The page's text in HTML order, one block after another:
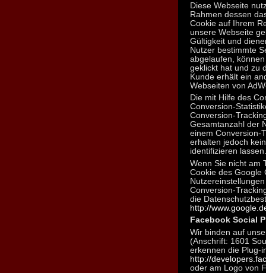
Diese Webseite
Rahmen dessen
Cookie auf Ihrem
unsere Webseite
Gültigkeit und
Nutzer bestimmte
abgelaufen,
geklickt hat und zu
Kunde erhält ein
Webseiten von
Die mit Hilfe des
Conversion-
Conversion-
Gesamtanzahl der
einem Conversion-
erhalten jedoch
identifizieren lassen.
Wenn Sie nicht am
Cookie des Google
Conversion-
die
http://
Facebook Social
Wir binden auf
(Anschrift: 1601
erkennen die Plug-
http://
oder am Logo von